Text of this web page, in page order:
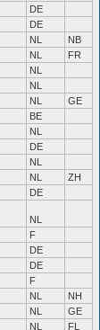
DE
DE
NL
NB
NL
FR
NL
NL
NL
GE
BE
NL
DE
NL
NL
ZH
DE
NL
F
DE
DE
F
NL
NH
NL
GE
NL
FL